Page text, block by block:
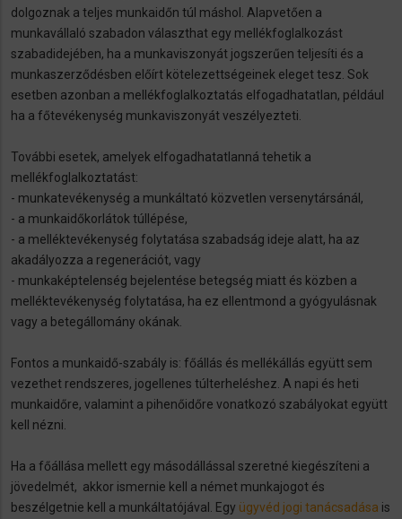
dolgoznak a teljes munkaidőn túl máshol. Alapvetően a
munkavállaló szabadon választhat egy mellékfoglalkozást
szabadidejében, ha a munkaviszonyát jogszerűen teljesíti és a
munkaszerződésben előírt kötelezettségeinek eleget tesz. Sok
esetben azonban a mellékfoglalkoztatás elfogadhatatlan, például
ha a főtevékenység munkaviszonyát veszélyezteti.
További esetek, amelyek elfogadhatatlanná tehetik a
mellékfoglalkoztatást:
- munkatevékenység a munkáltató közvetlen versenytársánál,
- a munkaidőkorlátok túllépése,
- a melléktevékenység folytatása szabadság ideje alatt, ha az
akadályozza a regenerációt, vagy
- munkaképtelenség bejelentése betegség miatt és közben a
melléktevékenység folytatása, ha ez ellentmond a gyógyulásnak
vagy a betegállomány okának.
Fontos a munkaidő-szabály is: főállás és mellékállás együtt sem
vezethet rendszeres, jogellenes túlterheléshez. A napi és heti
munkaidőre, valamint a pihenőidőre vonatkozó szabályokat együtt
kell nézni.
Ha a főállása mellett egy másodállással szeretné kiegészíteni a
jövedelmét, akkor ismernie kell a német munkajogot és
beszélgetnie kell a munkáltatójával. Egy ügyvéd jogi tanácsadása is